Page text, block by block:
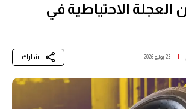
العجلة الاحتياطية في
23 يوليو 2026 شارك